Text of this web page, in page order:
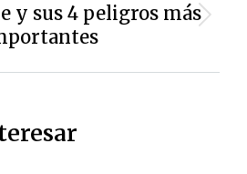
Siguiente
entrada:
y sus 4 peligros más